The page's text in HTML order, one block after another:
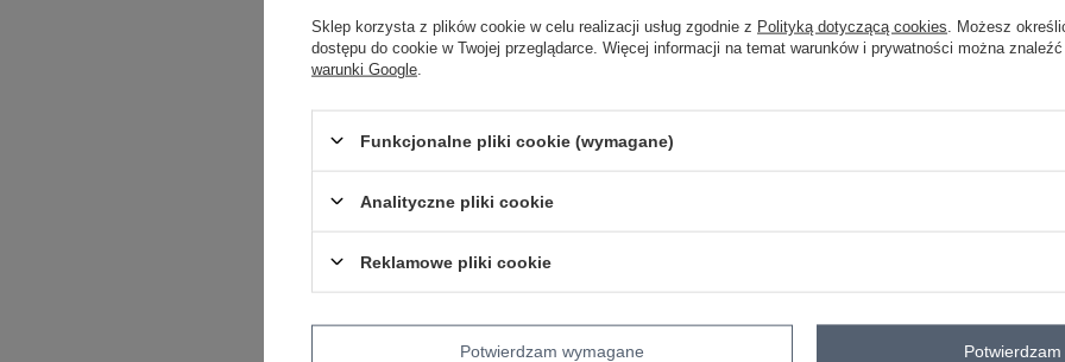
Marka
SUBLEVEL
bluzka codzienna
Sklep korzysta z plików cookie w celu realizacji usług zgodnie z Polityką dotyczącą cookies . Możesz
dostępu do cookie w Twojej przeglądarce. Więcej informacji na temat warunków i prywatności można
warunki Google
Funkcjonalne pliki cookie (wymagane)
Analityczne pliki cookie
Reklamowe pliki cookie
Potwierdzam wymagane